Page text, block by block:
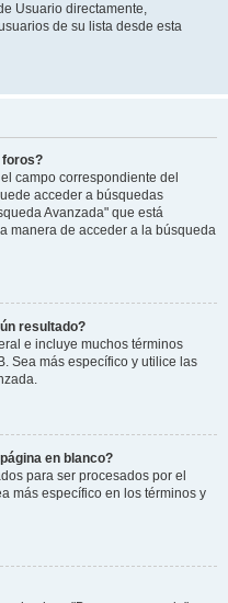
Usuario directamente,
de su lista desde esta
foros?
campo correspondiente del
acceder a búsquedas
Avanzada" que está
manera de acceder a la búsqueda
resultado?
e incluye muchos términos
Sea más específico y utilice las
en blanco?
para ser procesados por el
más específico en los términos y